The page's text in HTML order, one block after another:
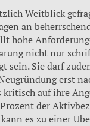
Weitblick
an
hohe
nicht nur
sein. Sie darf
erst
auf ihre
der
es zu einer